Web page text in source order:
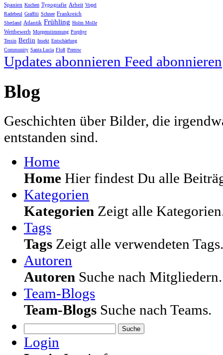
Spanien Kuchen Typografie Arbeit Vogel
Radebeul Graffiti Schnee Frankreich
Shetland Atlantik Frühling Holm Molle
Wettbewerb Morgenstimmung Porphyr
Tessin Berlin Insekt Entschärfung
Community Santa Lucia Floß Prerow
Updates abonnieren Feed abonnieren
Blog
Geschichten über Bilder, die
entstanden sind.
Home
Home Hier findest Du alle
Kategorien
Kategorien Zeigt alle
Tags
Tags Zeigt alle verwendeten Tags.
Autoren
Autoren Suche nach Mitgliedern.
Team-Blogs
Team-Blogs Suche nach Teams.
Suche
Login